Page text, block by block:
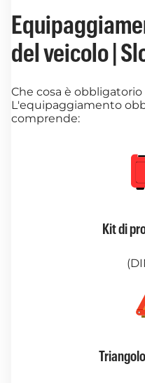
del veicolo |
Che cosa è
L'equipaggiamento
comprende:
Kit di